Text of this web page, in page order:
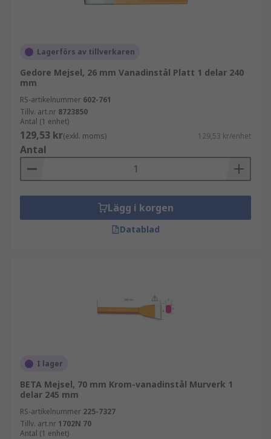
Lagerförs av tillverkaren
Gedore Mejsel, 26 mm Vanadinstål Platt 1 delar 240
mm
RS-artikelnummer 602-761
Tillv. art.nr 8723850
Antal (1 enhet)
129,53 kr(exkl. moms) 129,53 kr/enhet
Antal
Lägg i korgen
Datablad
I lager
BETA Mejsel, 70 mm Krom-vanadinstål Murverk 1
delar 245 mm
RS-artikelnummer 225-7327
Tillv. art.nr 1702N 70
Antal (1 enhet)